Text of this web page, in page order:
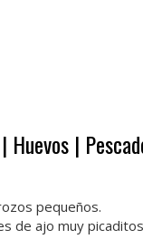
|
pequeños.
de ajo muy